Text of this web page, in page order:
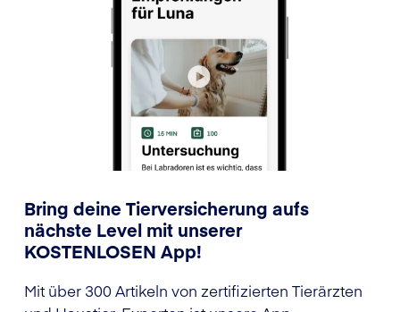
Bring deine Tierversicherung aufs
nächste Level mit unserer
KOSTENLOSEN App!
Mit über 300 Artikeln von zertifizierten Tierärzten